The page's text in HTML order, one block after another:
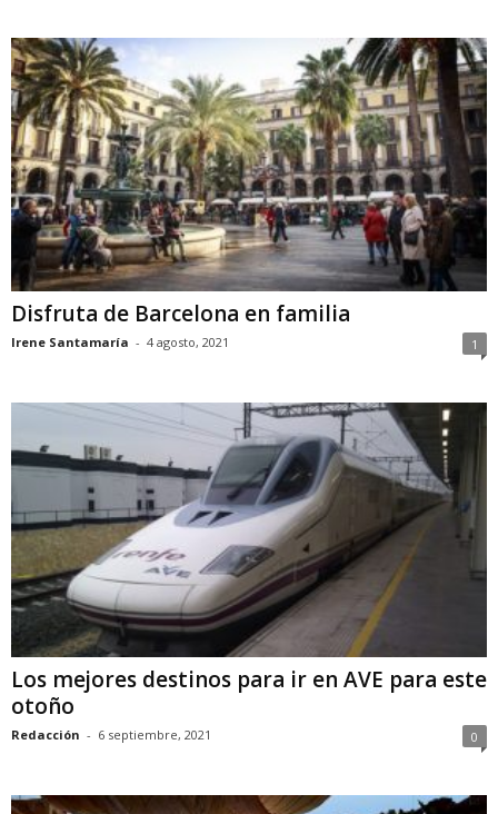
Disfruta de Barcelona en familia
Irene Santamaría - 4 agosto, 2021 1
Los mejores destinos para ir en AVE para este
otoño
Redacción - 6 septiembre, 2021 0